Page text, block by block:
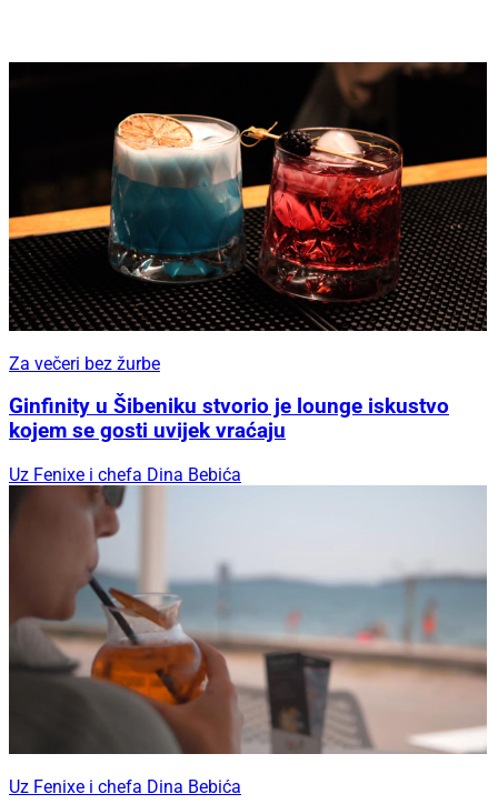
Za večeri bez žurbe
Ginfinity u Šibeniku stvorio je lounge iskustvo
kojem se gosti uvijek vraćaju
Uz Fenixe i chefa Dina Bebića
Uz Fenixe i chefa Dina Bebića